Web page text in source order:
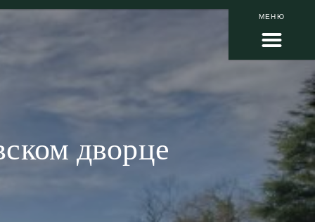
МЕНЮ
дворце